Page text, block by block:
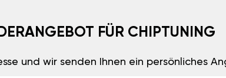
FÜR CHIPTUNING
und wir senden Ihnen ein persönliches